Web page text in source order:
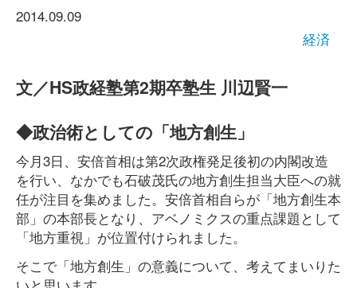
2014.09.09
経済
文／HS政経塾第2期卒塾生 川辺賢一
◆政治術としての「地方創生」
今月3日、安倍首相は第2次政権発足後初の内閣改造
を行い、なかでも石破茂氏の地方創生担当大臣への就
任が注目を集めました。安倍首相自らが「地方創生本
部」の本部長となり、アベノミクスの重点課題として
「地方重視」が位置付けられました。
そこで「地方創生」の意義について、考えてまいりた